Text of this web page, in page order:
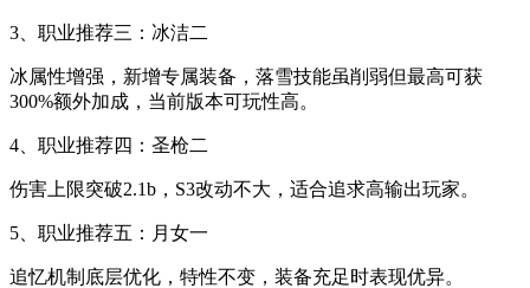
3、职业推荐三：冰洁二
冰属性增强，新增专属装备，落雪技能虽削弱但最高可获
300%额外加成，当前版本可玩性高。
4、职业推荐四：圣枪二
伤害上限突破2.1b，S3改动不大，适合追求高输出玩家。
5、职业推荐五：月女一
追忆机制底层优化，特性不变，装备充足时表现优异。